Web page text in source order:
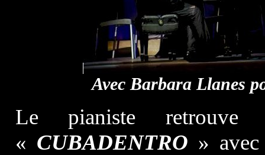
Avec Barbara Llanes
Le pianiste
« CUBADENTRO »